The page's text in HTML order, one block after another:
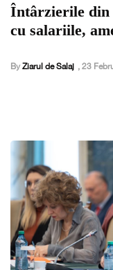
Întârzierile din
cu salariile,
By Ziarul de Salaj , 23